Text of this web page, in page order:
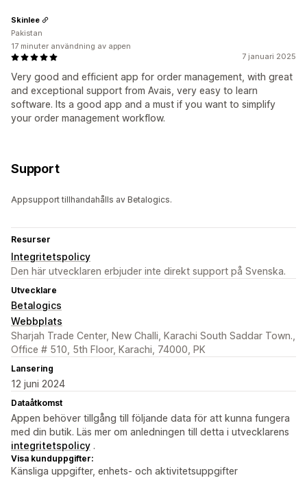
7 januari 2025
Very good and efficient app for order management, with great
and exceptional support from Avais, very easy to learn
software. Its a good app and a must if you want to simplify
your order management workflow.
Skinlee
Pakistan
17 minuter användning av appen
Support
Appsupport tillhandahålls av Betalogics.
Resurser
Integritetspolicy
Den här utvecklaren erbjuder inte direkt support på Svenska.
Utvecklare
Betalogics
Webbplats
Sharjah Trade Center, New Challi, Karachi South Saddar Town.,
Office # 510, 5th Floor, Karachi, 74000, PK
Lansering
12 juni 2024
Dataåtkomst
Appen behöver tillgång till följande data för att kunna fungera
med din butik. Läs mer om anledningen till detta i utvecklarens
integritetspolicy .
Visa kunduppgifter:
Känsliga uppgifter, enhets- och aktivitetsuppgifter